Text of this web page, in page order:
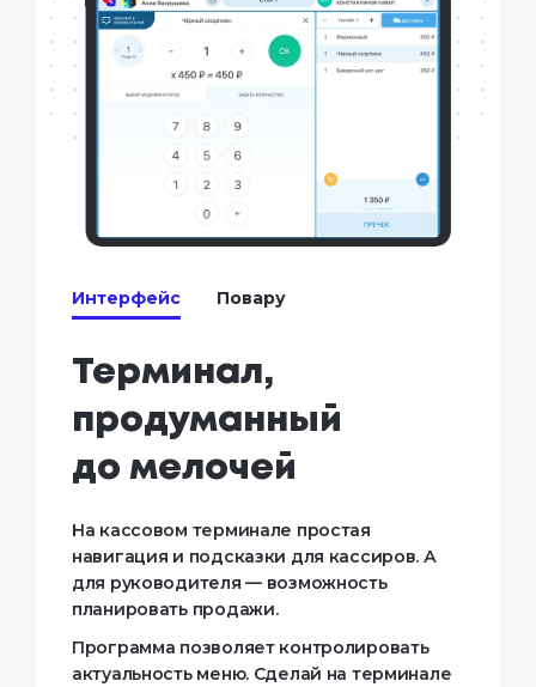
Интерфейс Повару
Терминал,
продуманный
до мелочей
На кассовом терминале простая
навигация и подсказки для кассиров. А
для руководителя — возможность
планировать продажи.
Программа позволяет контролировать
актуальность меню. Сделай на терминале